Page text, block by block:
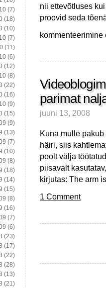
nii ettevõtluses
proovid seda
Huvitavaid
maailmast
parimat
juuni 13, 2008
Kuna mulle
häiri, siis
poolt välja
piisavalt
kirjutas: The arm
1 Comment
(7)
(18)
(10)
(7)
(11)
(6)
(12)
(8)
(22)
(16)
(9)
(15)
(9)
(13)
(7)
(10)
(8)
(18)
(14)
(15)
(8)
(16)
(7)
(6)
(23)
(17)
(22)
(28)
(13)
(21)